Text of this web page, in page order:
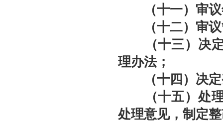
（十一）审议
（十二）审议
（十三）决定
理办法；
（十四）决定
（十五）处理
处理意见，制定